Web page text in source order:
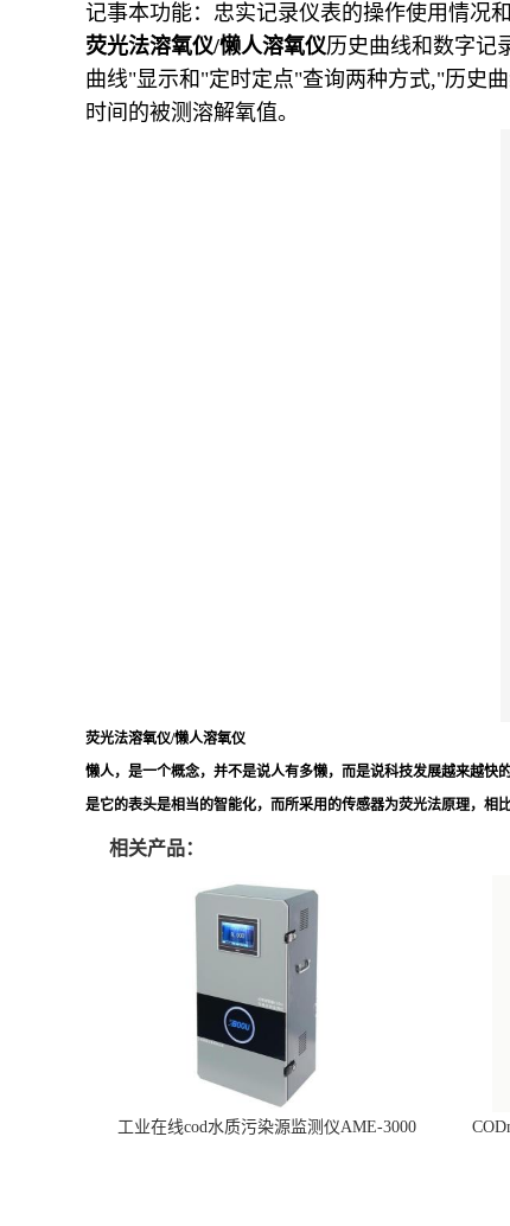
记事本功能：忠实记录仪表的操作使用情况
荧光法溶氧仪/懒人溶氧仪历史曲线和数字记
曲线"显示和"定时定点"查询两种方式,"历史
时间的被测溶解氧值。
荧光法溶氧仪/懒人溶氧仪
懒人，是一个概念，并不是说人有多懒，而是说科技发展越来越
是它的表头是相当的智能化，而所采用的传感器为荧光法原理，相
相关产品：
工业在线cod水质污染源监测仪AME-3000